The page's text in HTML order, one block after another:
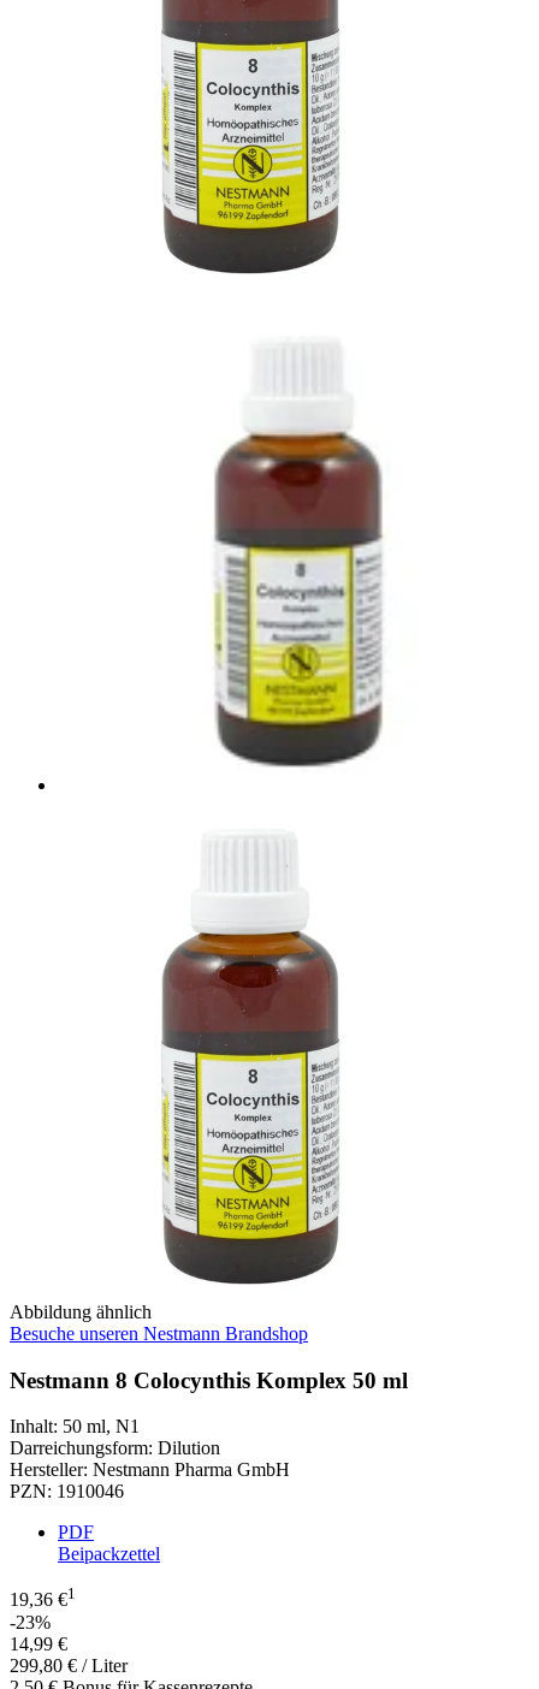
Abbildung ähnlich
Besuche unseren Nestmann Brandshop
Nestmann 8 Colocynthis Komplex 50 ml
Inhalt: 50 ml, N1
Darreichungsform: Dilution
Hersteller: Nestmann Pharma GmbH
PZN: 1910046
PDF
Beipackzettel
19,36 €1
-23%
14,99 €
299,80 € / Liter